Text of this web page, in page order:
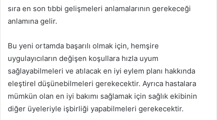
sıra en son tıbbi gelişmeleri anlamalarının gerekeceği
anlamına gelir.
Bu yeni ortamda başarılı olmak için, hemşire
uygulayıcıların değişen koşullara hızla uyum
sağlayabilmeleri ve atılacak en iyi eylem planı hakkında
eleştirel düşünebilmeleri gerekecektir. Ayrıca hastalara
mümkün olan en iyi bakımı sağlamak için sağlık ekibinin
diğer üyeleriyle işbirliği yapabilmeleri gerekecektir.